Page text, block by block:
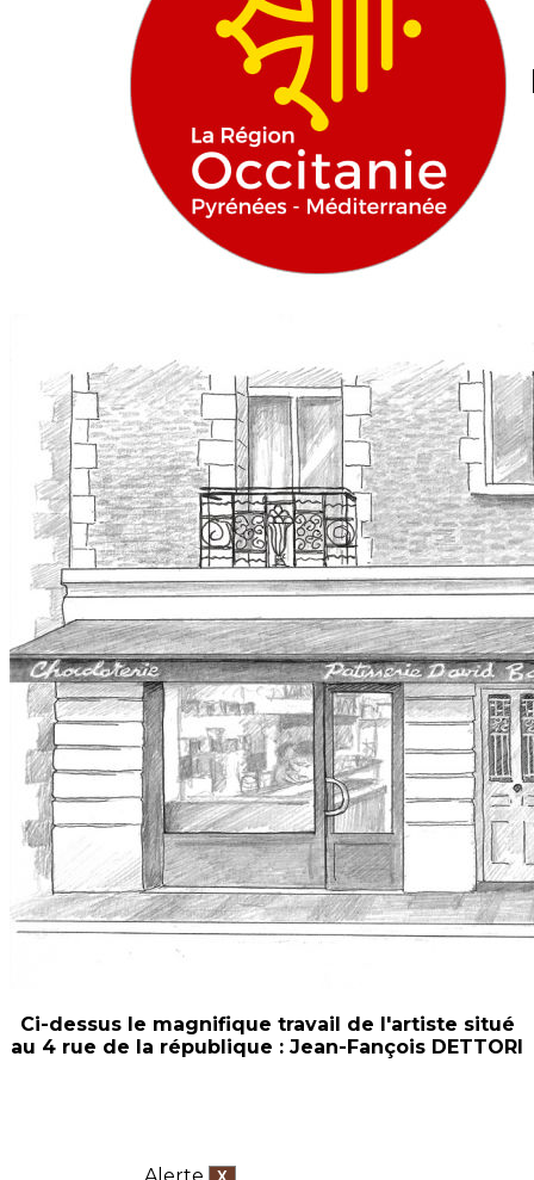
Ci-dessus le magnifique travail de l'artiste situé
au 4 rue de la république : Jean-Fançois DETTORI